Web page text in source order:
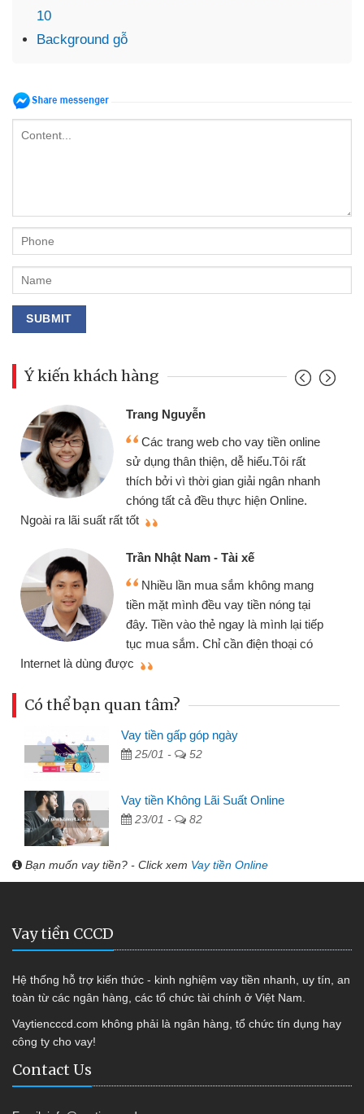
10
Background gỗ
Ý kiến khách hàng
tại
lại tiếp
Đoàn Hữu Cảnh
Mình cần tiền gấp nên định cầm
chiếc xe wave nhưng thật may đã có
gói vay tiền bằng CMND online
cần gặp mặt nên rất tiện lợi, sẽ giới
thiệu cho bạn bè biết
Cấn Văn Lực - Tạp hóa
Tôi kinh doanh buôn bán nhỏ lẻ
nhiều lúc cần vốn nhập hàng, nhờ
đến website qua bạn bè giới thiệu tôi
đã giải quyết được công việc của
Có thể bạn quan tâm?
Vay tiền gấp góp ngày
25/01 - 52
Vay tiền Không Lãi Suất Online
23/01 - 82
Bạn muốn vay tiền? - Click xem Vay tiền Online
Vay tiền CCCD
Hệ thống hỗ trợ kiến thức - kinh nghiệm vay tiền nhanh, uy tín, an
toàn từ các ngân hàng, các tổ chức tài chính ở Việt Nam.
Vaytiencccd.com không phải là ngân hàng, tổ chức tín dụng hay
công ty cho vay!
Contact Us